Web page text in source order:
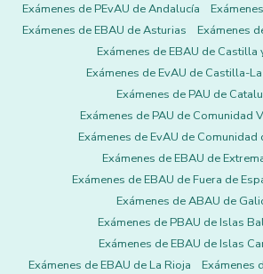
Exámenes de PEvAU de Andalucía
Exámenes de EBAU de Asturias
Exámenes
Exámenes de EBAU de Castilla
Exámenes de EvAU de Castilla-
Exámenes de PAU de
Exámenes de PAU de Comunidad
Exámenes de EvAU de Comunidad
Exámenes de EBAU de
Exámenes de EBAU de Fuera de
Exámenes de ABAU de
Exámenes de PBAU de Islas
Exámenes de EBAU de Islas
Exámenes de EBAU de La Rioja
Exámenes